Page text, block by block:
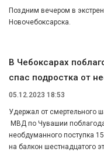
Поздним вечером в
Новочебоксарска.
В Чебоксарах
спас подростка от
05.12.2023 18:53
Удержал от смертельного
МВД по Чувашии
необдуманного поступка
на балкон шестнадцатого